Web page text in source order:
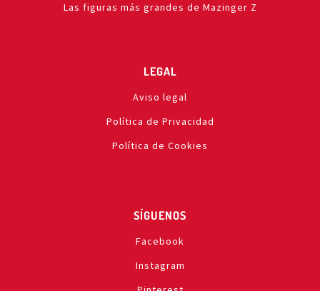
Las figuras más grandes de Mazinger Z
LEGAL
Aviso legal
Política de Privacidad
Política de Cookies
SÍGUENOS
Facebook
Instagram